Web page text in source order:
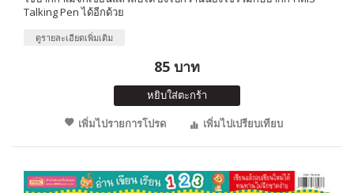
Talking Pen ได้อีกด้วย
ดูรายละเอียดเพิ่มเติม
85 บาท
หยิบใส่ตะกร้า
เพิ่มไปรายการโปรด
เพิ่มไปเปรียบเทียบ